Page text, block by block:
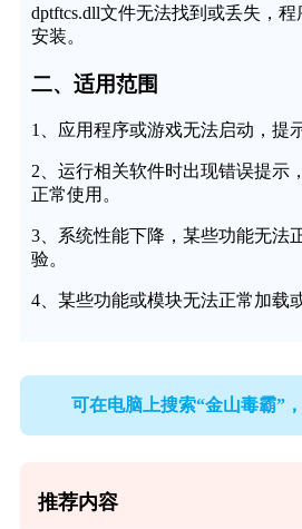
dptftcs.dll文件无法找到或丢失，
安装。
二、适用范围
1、应用程序或游戏无法启动，提
2、运行相关软件时出现错误提示
正常使用。
3、系统性能下降，某些功能无法
验。
4、某些功能或模块无法正常加载
可在电脑上搜索“金山毒霸”
推荐内容